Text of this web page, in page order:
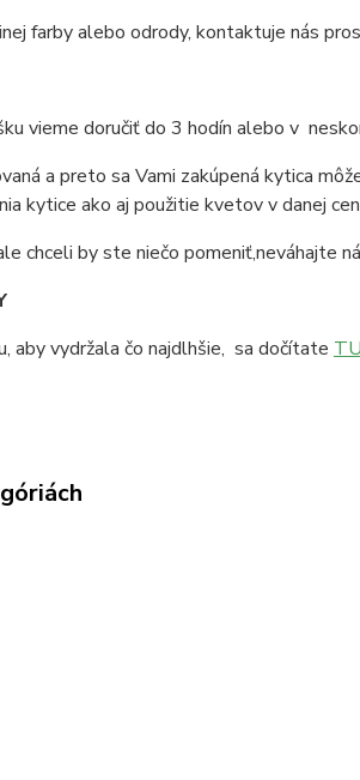
farby alebo odrody, kontaktuje nás
vieme doručiť do 3 hodín alebo v
a preto sa Vami zakúpená kytica
kytice ako aj použitie kvetov v danej
chceli by ste niečo pomeniť,neváhajte
aby vydržala čo najdlhšie, sa dočítate TU